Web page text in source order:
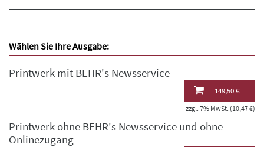
Wählen Sie Ihre Ausgabe:
Printwerk mit BEHR's Newsservice
149,50 €
zzgl. 7% MwSt. (10,47 €)
Printwerk ohne BEHR's Newsservice und ohne
Onlinezugang